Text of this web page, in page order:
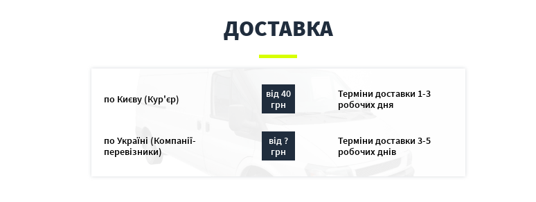
ДОСТАВКА
по Києву (Кур'єр)
від 40
грн
Терміни доставки 1-3
робочих дня
по Україні (Компанії-
перевізники)
від ?
грн
Терміни доставки 3-5
робочих днів